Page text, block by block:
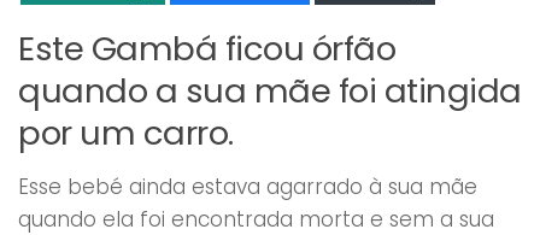
Este Gambá ficou órfão
quando a sua mãe foi atingida
por um carro.
Esse bebé ainda estava agarrado à sua mãe
quando ela foi encontrada morta e sem a sua